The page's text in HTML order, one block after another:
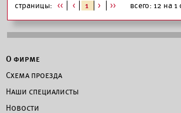
страницы: << < 1 > >> всего: 12 на 1
О фирме
Схема проезда
Наши специалисты
Новости